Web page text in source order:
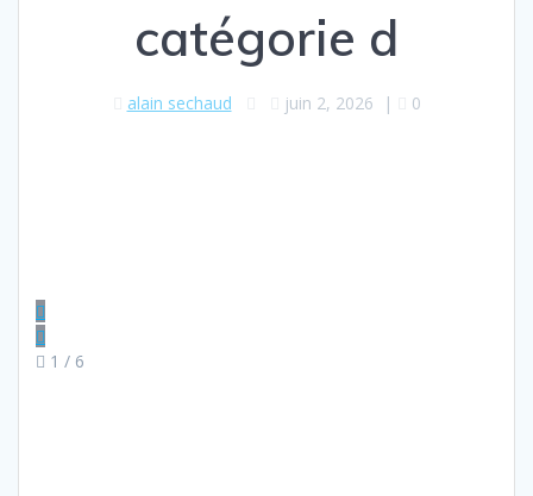
catégorie d
alain sechaud juin 2, 2026 | 0
1 / 6